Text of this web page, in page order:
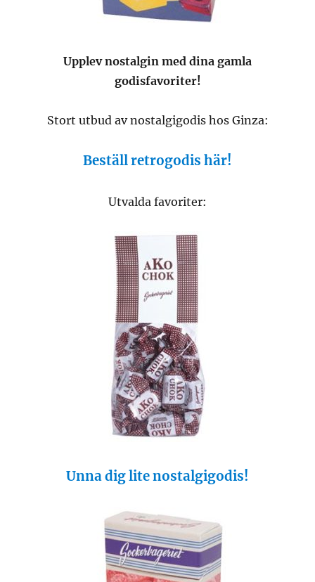
Upplev nostalgin med dina gamla
godisfavoriter!
Stort utbud av nostalgigodis hos Ginza:
Beställ retrogodis här!
Utvalda favoriter:
Unna dig lite nostalgigodis!